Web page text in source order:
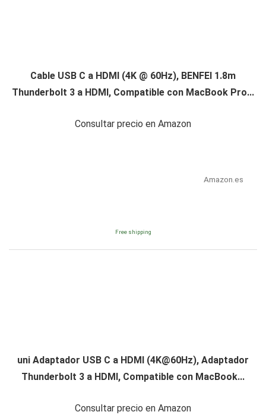
Cable USB C a HDMI (4K @ 60Hz), BENFEI 1.8m
Thunderbolt 3 a HDMI, Compatible con MacBook Pro...
Consultar precio en Amazon
Amazon.es
Free shipping
uni Adaptador USB C a HDMI (4K@60Hz), Adaptador
Thunderbolt 3 a HDMI, Compatible con MacBook...
Consultar precio en Amazon